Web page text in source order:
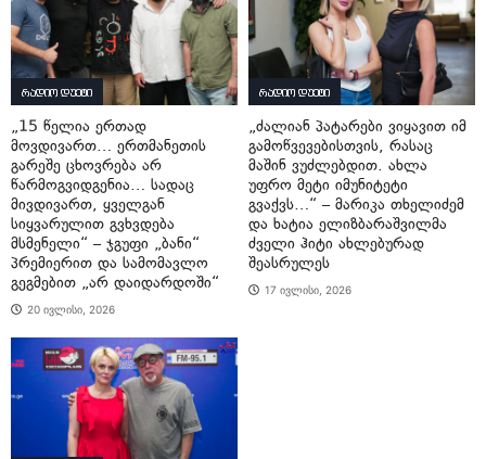
რადიო დუეტი
„15 წელია ერთად
მოვდივართ… ერთმანეთის
გარეშე ცხოვრება არ
წარმოგვიდგენია… სადაც
მივდივართ, ყველგან
სიყვარულით გვხვდება
მსმენელი“ – ჯგუფი „ბანი“
პრემიერით და სამომავლო
გეგმებით „არ დაიდარდოში“
20 ივლისი, 2026
რადიო დუეტი
„ძალიან პატარები ვიყავით იმ
გამოწვევებისთვის, რასაც
მაშინ ვუძლებდით. ახლა
უფრო მეტი იმუნიტეტი
გვაქვს…“ – მარიკა თხელიძემ
და ხატია ელიზბარაშვილმა
ძველი ჰიტი ახლებურად
შეასრულეს
17 ივლისი, 2026